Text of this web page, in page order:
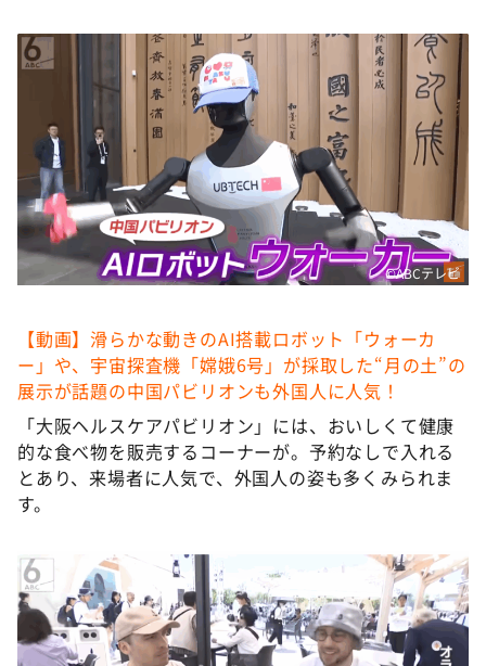
©ABCテレビ
【動画】滑らかな動きのAI搭載ロボット「ウォーカ
ー」や、宇宙探査機「嫦娥6号」が採取した“月の土”の
展示が話題の中国パビリオンも外国人に人気！
「大阪ヘルスケアパビリオン」には、おいしくて健康
的な食べ物を販売するコーナーが。予約なしで入れる
とあり、来場者に人気で、外国人の姿も多くみられま
す。